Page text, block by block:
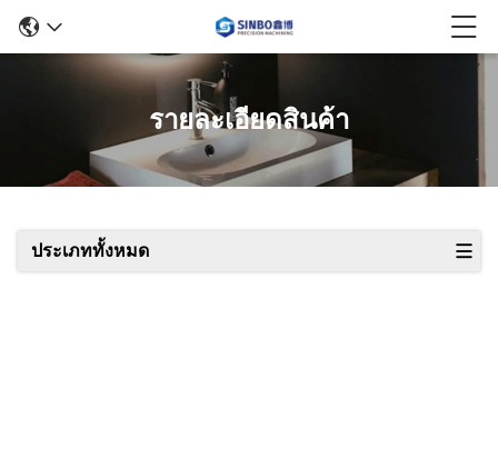
รายละเอียดสินค้า
ประเภททั้งหมด